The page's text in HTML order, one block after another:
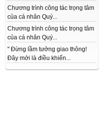
Chương trình công tác trọng tâm
của cá nhân Quý...
Chương trình công tác trọng tâm
của cá nhân Quý...
" Đừng lầm tưởng giao thông!
Đây mới là điều khiến...